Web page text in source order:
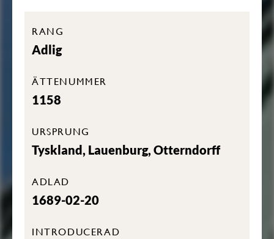
RANG
Adlig
ÄTTENUMMER
1158
URSPRUNG
Tyskland, Lauenburg, Otterndorff
ADLAD
1689-02-20
INTRODUCERAD